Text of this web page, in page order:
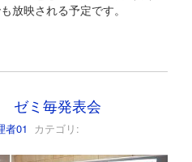
放映される予定です。
ゼミ毎発表会
者01 カテゴリ: